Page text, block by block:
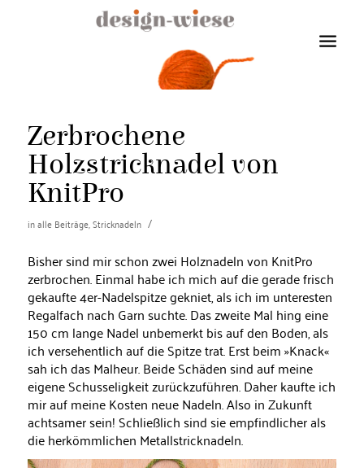
Zerbrochene
Holzstricknadel von
KnitPro
inalle Beiträge,Stricknadeln /
Bisher sind mir schon zwei Holznadeln von KnitPro
zerbrochen. Einmal habe ich mich auf die gerade frisch
gekaufte 4er-Nadelspitze gekniet, als ich im unteresten
Regalfach nach Garn suchte. Das zweite Mal hing eine
150 cm lange Nadel unbemerkt bis auf den Boden, als
ich versehentlich auf die Spitze trat. Erst beim »Knack«
sah ich das Malheur. Beide Schäden sind auf meine
eigene Schusseligkeit zurückzuführen. Daher kaufte ich
mir auf meine Kosten neue Nadeln. Also in Zukunft
achtsamer sein! Schließlich sind sie empfindlicher als
die herkömmlichen Metallstricknadeln.